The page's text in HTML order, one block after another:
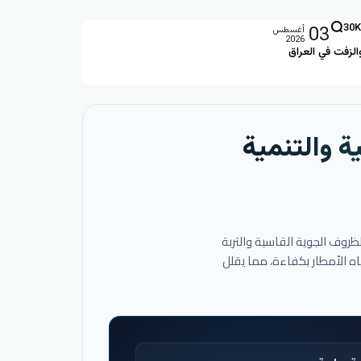
في العراق
30K
03 أغسطس
2026
والتنمية
الجوية القاسية والتربة
الأمطار بكفاءة، مما يقلل